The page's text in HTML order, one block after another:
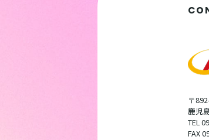
〒
鹿児
TEL
FAX